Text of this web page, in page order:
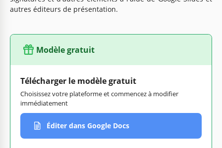
autres éditeurs de présentation.
Modèle gratuit
Télécharger le modèle gratuit
Choisissez votre plateforme et commencez à modifier
immédiatement
Éditer dans Google Docs